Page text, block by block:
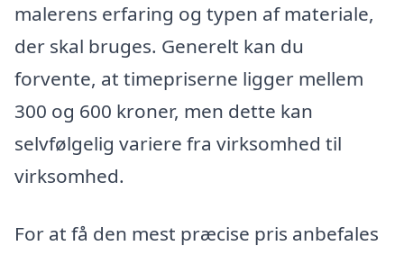
malerens erfaring og typen af materiale,
der skal bruges. Generelt kan du
forvente, at timepriserne ligger mellem
300 og 600 kroner, men dette kan
selvfølgelig variere fra virksomhed til
virksomhed.
For at få den mest præcise pris anbefales